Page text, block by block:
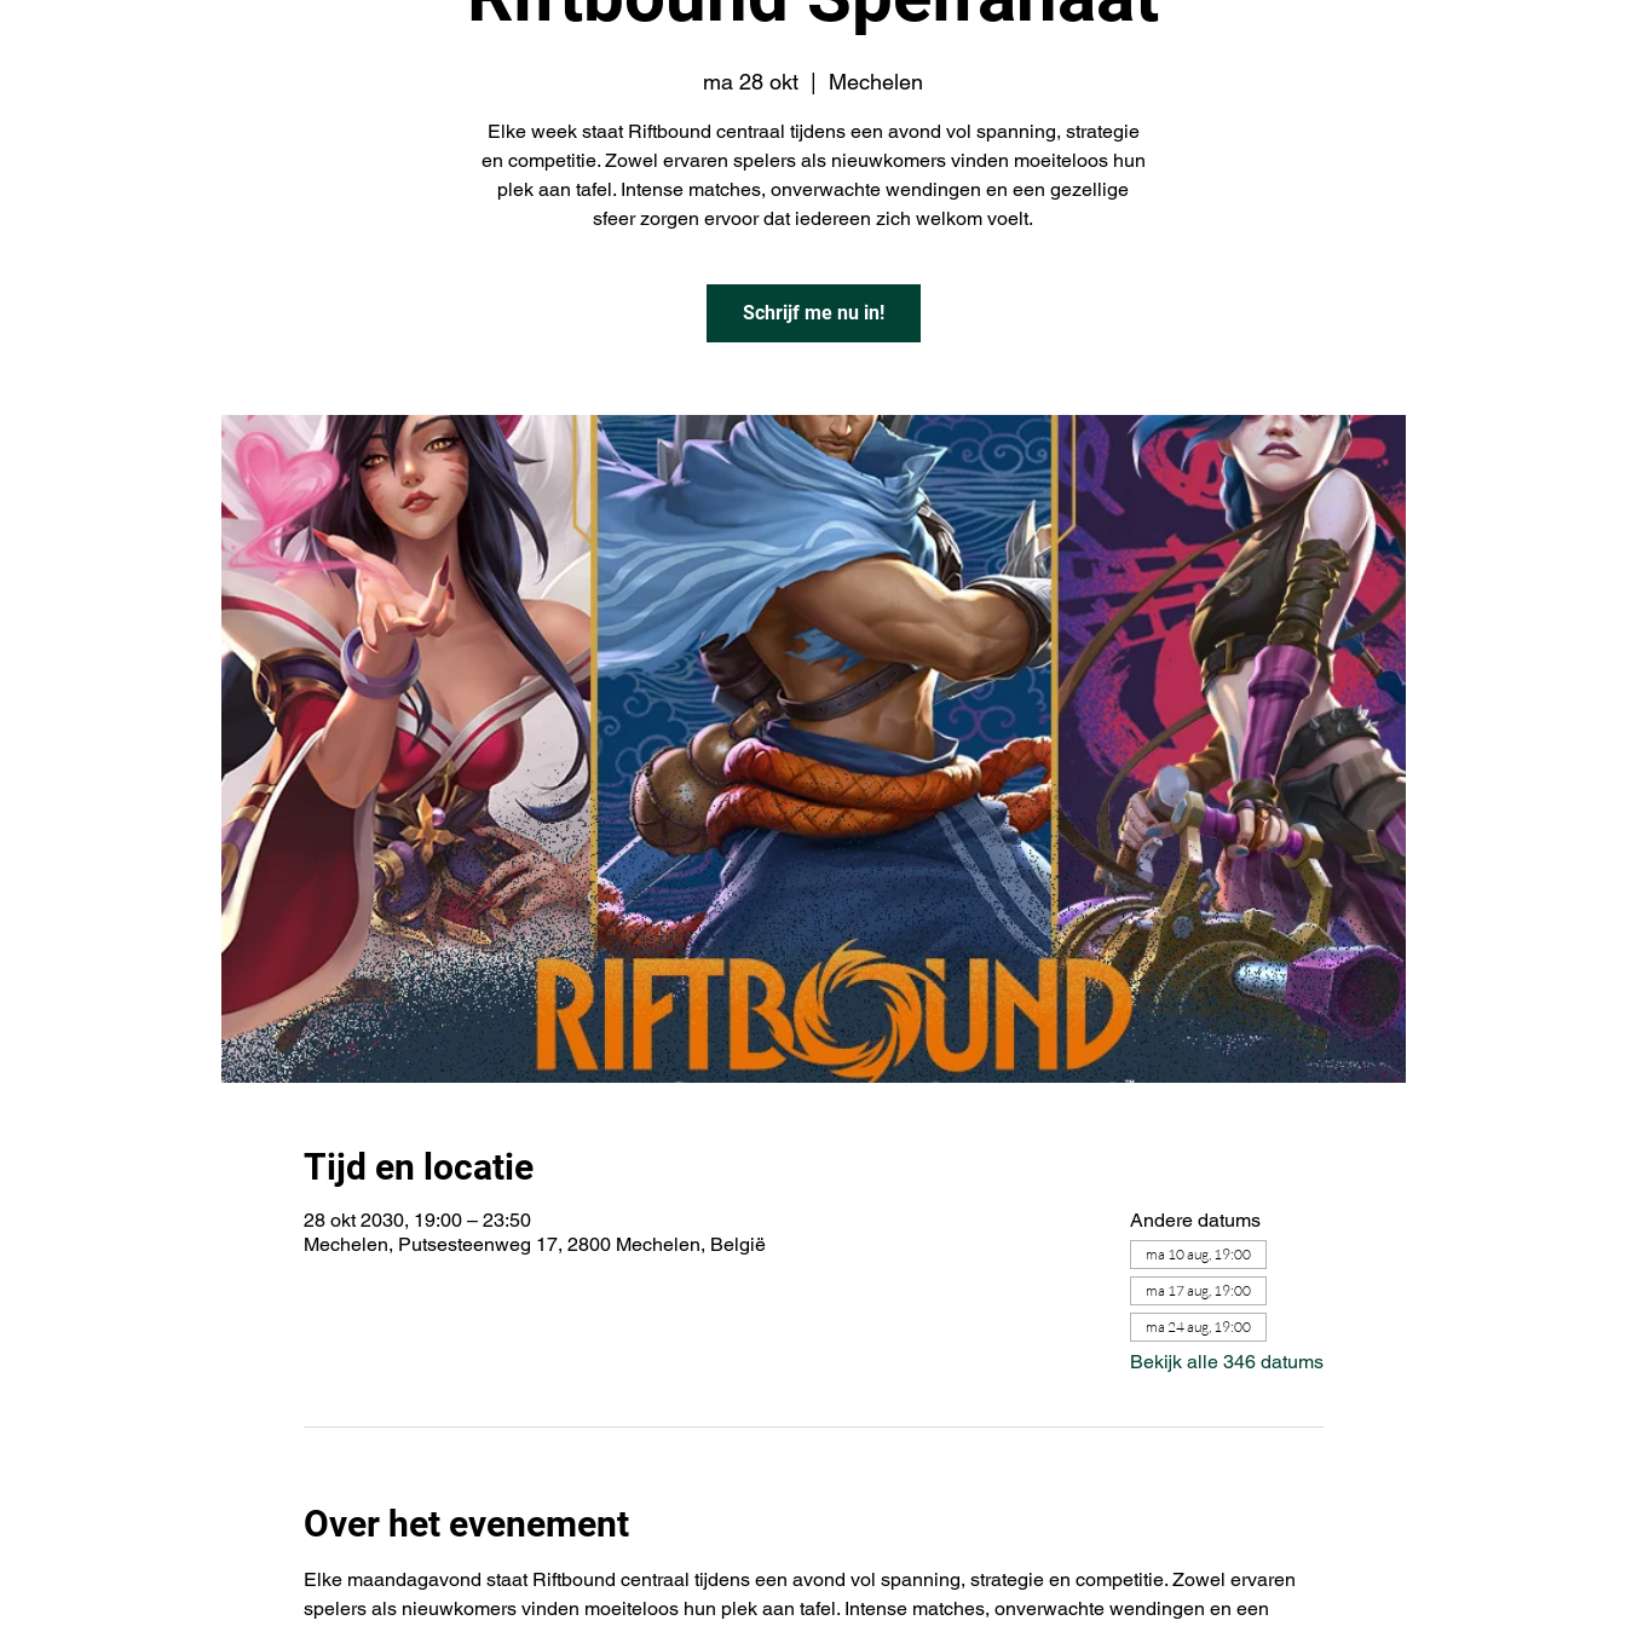
ma 28 okt
  |
Mechelen
Elke week staat Riftbound centraal tijdens een avond vol spanning, strategie
en competitie. Zowel ervaren spelers als nieuwkomers vinden moeiteloos hun
plek aan tafel. Intense matches, onverwachte wendingen en een gezellige
sfeer zorgen ervoor dat iedereen zich welkom voelt.
Schrijf me nu in!
Tijd en locatie
28 okt 2030, 19:00 – 23:50
Mechelen, Putsesteenweg 17, 2800 Mechelen, België
Andere datums
ma 10 aug, 19:00
ma 17 aug, 19:00
ma 24 aug, 19:00
Bekijk alle 346 datums
Over het evenement
Elke maandagavond staat Riftbound centraal tijdens een avond vol spanning, strategie en competitie. Zowel ervaren
spelers als nieuwkomers vinden moeiteloos hun plek aan tafel. Intense matches, onverwachte wendingen en een